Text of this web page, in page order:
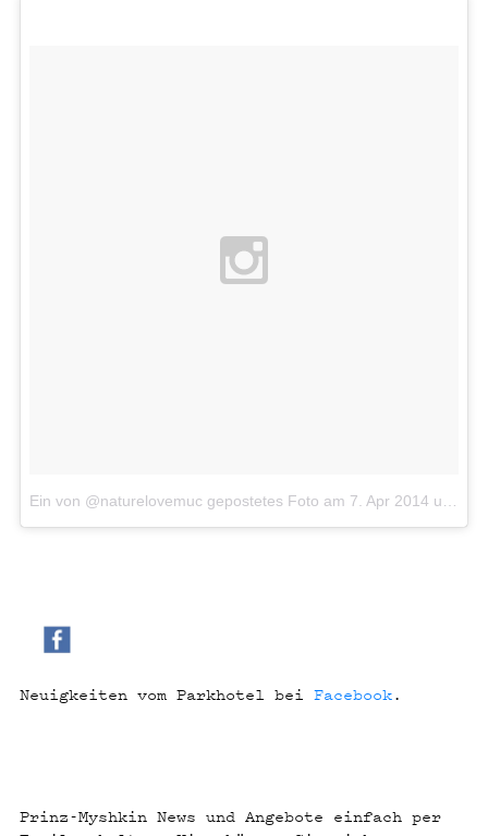
Ein von @naturelovemuc gepostetes Foto am 7. Apr 2014 um 12:25 Uhr
Neuigkeiten vom Parkhotel bei Facebook.
Prinz-Myshkin News und Angebote einfach per